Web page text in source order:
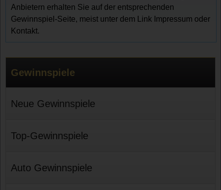
Anbietern erhalten Sie auf der entsprechenden
Gewinnspiel-Seite, meist unter dem Link Impressum oder
Kontakt.
Gewinnspiele
Neue Gewinnspiele
Top-Gewinnspiele
Auto Gewinnspiele